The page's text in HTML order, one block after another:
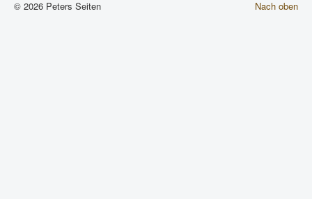
Nach oben
© 2026 Peters Seiten